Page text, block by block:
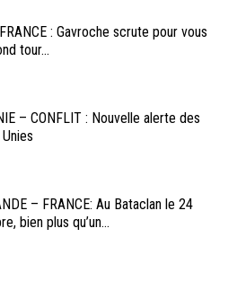
: Gavroche scrute pour vous
tour...
– CONFLIT : Nouvelle alerte des
– FRANCE: Au Bataclan le 24
bien plus qu’un...